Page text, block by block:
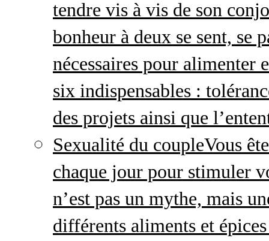
tendre vis à vis de son
bonheur à deux se sent, se
nécessaires pour alimenter
six indispensables :
des projets ainsi que
Sexualité du coupleVous
chaque jour pour stimuler
n’est pas un mythe, mais
différents aliments et